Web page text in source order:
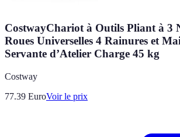
CostwayChariot à Outils Pliant à 3
Roues Universelles 4 Rainures et
Servante d’Atelier Charge 45 kg
Costway
77.39 EuroVoir le prix